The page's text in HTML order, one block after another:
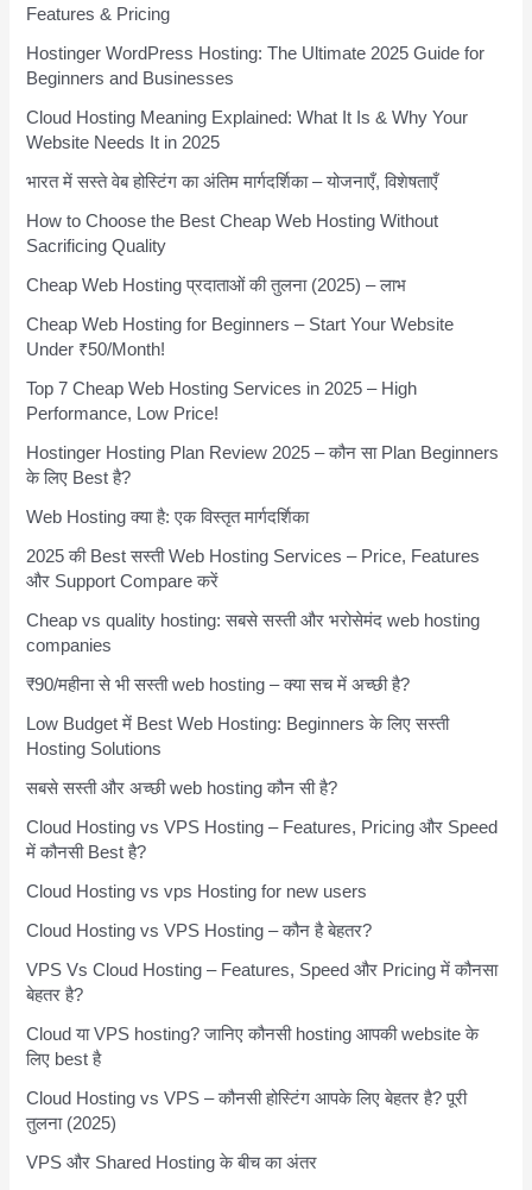
Features & Pricing
Hostinger WordPress Hosting: The Ultimate 2025 Guide for
Beginners and Businesses
Cloud Hosting Meaning Explained: What It Is & Why Your
Website Needs It in 2025
भारत में सस्ते वेब होस्टिंग का अंतिम मार्गदर्शिका – योजनाएँ, विशेषताएँ
How to Choose the Best Cheap Web Hosting Without
Sacrificing Quality
Cheap Web Hosting प्रदाताओं की तुलना (2025) – लाभ
Cheap Web Hosting for Beginners – Start Your Website
Under ₹50/Month!
Top 7 Cheap Web Hosting Services in 2025 – High
Performance, Low Price!
Hostinger Hosting Plan Review 2025 – कौन सा Plan Beginners
के लिए Best है?
Web Hosting क्या है: एक विस्तृत मार्गदर्शिका
2025 की Best सस्ती Web Hosting Services – Price, Features
और Support Compare करें
Cheap vs quality hosting: सबसे सस्ती और भरोसेमंद web hosting
companies
₹90/महीना से भी सस्ती web hosting – क्या सच में अच्छी है?
Low Budget में Best Web Hosting: Beginners के लिए सस्ती
Hosting Solutions
सबसे सस्ती और अच्छी web hosting कौन सी है?
Cloud Hosting vs VPS Hosting – Features, Pricing और Speed
में कौनसी Best है?
Cloud Hosting vs vps Hosting for new users
Cloud Hosting vs VPS Hosting – कौन है बेहतर?
VPS Vs Cloud Hosting – Features, Speed और Pricing में कौनसा
बेहतर है?
Cloud या VPS hosting? जानिए कौनसी hosting आपकी website के
लिए best है
Cloud Hosting vs VPS – कौनसी होस्टिंग आपके लिए बेहतर है? पूरी
तुलना (2025)
VPS और Shared Hosting के बीच का अंतर